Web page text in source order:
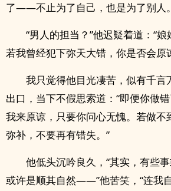
了——不止为了自己，也是为了别人
“男人的担当？”他迟疑着道：“
若我曾经犯下弥天大错，你是否会原
我只觉得他目光凄苦，似有千言
出口，当下不假思索道：“即便你做
我来原谅，只要你问心无愧。若做不
弥补，不要再有错失。”
他低头沉吟良久，“其实，有些
或许是顺其自然——”他苦笑，“连我